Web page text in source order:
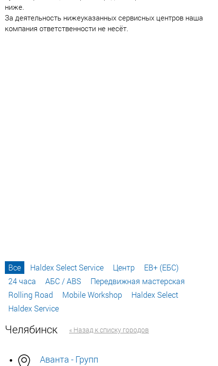
ниже.
За деятельность нижеуказанных сервисных центров наша
компания ответственности не несёт.
Все Haldex Select Service Центр
EB+ (ЕБС)
24 часа
АБС / ABS
Передвижная мастерская
Rolling Road
Mobile Workshop
Haldex Select
Haldex Service
Челябинск « Назад к списку городов
Аванта - Групп